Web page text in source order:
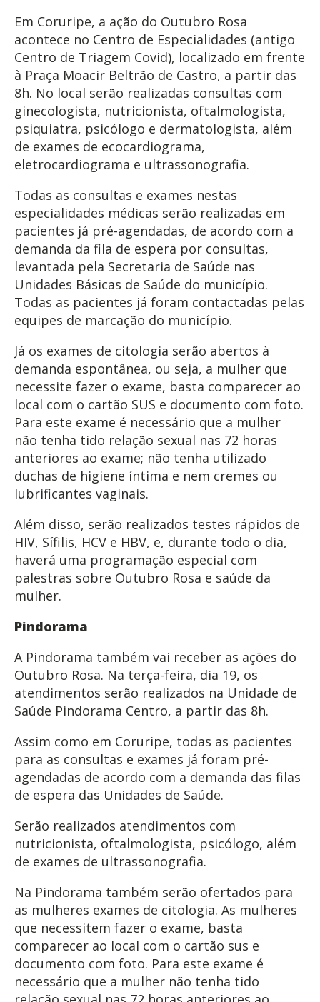
Em Coruripe, a ação do Outubro Rosa
acontece no Centro de Especialidades (antigo
Centro de Triagem Covid), localizado em frente
à Praça Moacir Beltrão de Castro, a partir das
8h. No local serão realizadas consultas com
ginecologista, nutricionista, oftalmologista,
psiquiatra, psicólogo e dermatologista, além
de exames de ecocardiograma,
eletrocardiograma e ultrassonografia.
Todas as consultas e exames nestas
especialidades médicas serão realizadas em
pacientes já pré-agendadas, de acordo com a
demanda da fila de espera por consultas,
levantada pela Secretaria de Saúde nas
Unidades Básicas de Saúde do município.
Todas as pacientes já foram contactadas pelas
equipes de marcação do município.
Já os exames de citologia serão abertos à
demanda espontânea, ou seja, a mulher que
necessite fazer o exame, basta comparecer ao
local com o cartão SUS e documento com foto.
Para este exame é necessário que a mulher
não tenha tido relação sexual nas 72 horas
anteriores ao exame; não tenha utilizado
duchas de higiene íntima e nem cremes ou
lubrificantes vaginais.
Além disso, serão realizados testes rápidos de
HIV, Sífilis, HCV e HBV, e, durante todo o dia,
haverá uma programação especial com
palestras sobre Outubro Rosa e saúde da
mulher.
Pindorama
A Pindorama também vai receber as ações do
Outubro Rosa. Na terça-feira, dia 19, os
atendimentos serão realizados na Unidade de
Saúde Pindorama Centro, a partir das 8h.
Assim como em Coruripe, todas as pacientes
para as consultas e exames já foram pré-
agendadas de acordo com a demanda das filas
de espera das Unidades de Saúde.
Serão realizados atendimentos com
nutricionista, oftalmologista, psicólogo, além
de exames de ultrassonografia.
Na Pindorama também serão ofertados para
as mulheres exames de citologia. As mulheres
que necessitem fazer o exame, basta
comparecer ao local com o cartão sus e
documento com foto. Para este exame é
necessário que a mulher não tenha tido